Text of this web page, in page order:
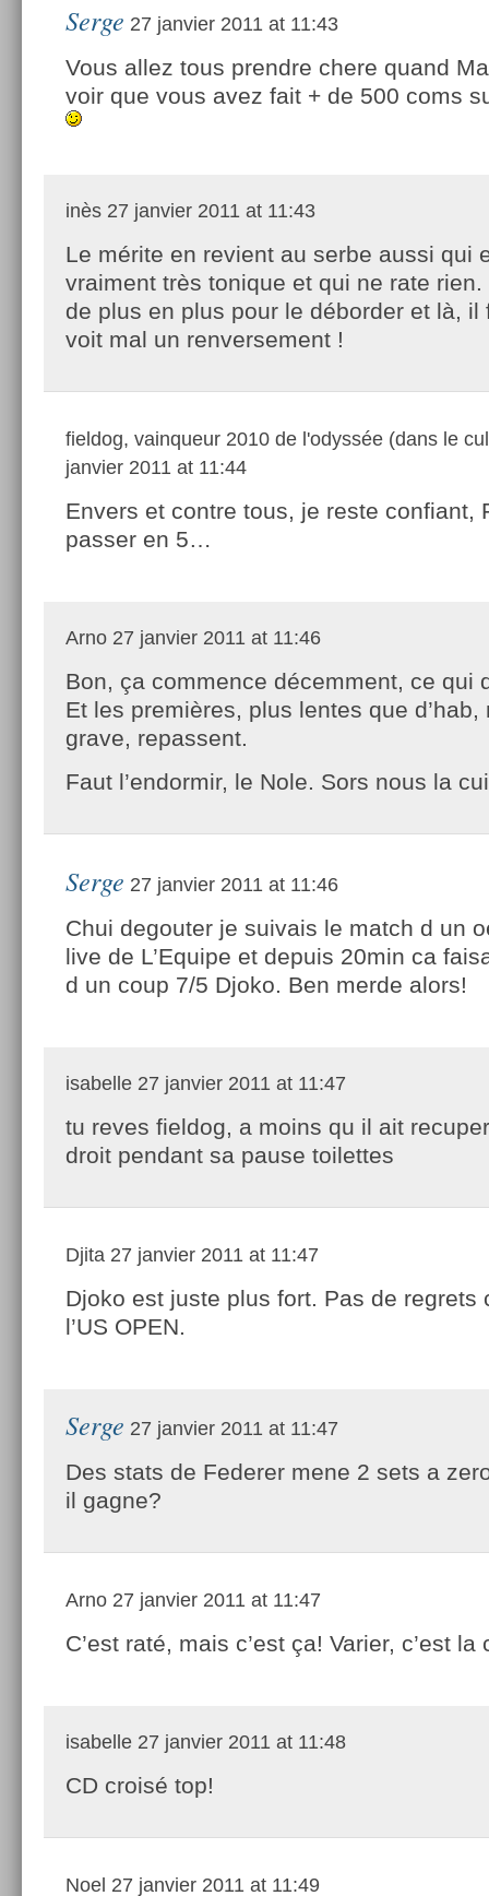
Serge 27 janvier 2011 at 11:43
Vous allez tous prendre chere quand
voir que vous avez fait + de 500 coms
inès 27 janvier 2011 at 11:43
Le mérite en revient au serbe aussi qui
vraiment très tonique et qui ne rate rien.
de plus en plus pour le déborder et là, il
voit mal un renversement !
fieldog, vainqueur 2010 de l'odyssée (dans le
janvier 2011 at 11:44
Envers et contre tous, je reste confiant,
passer en 5…
Arno 27 janvier 2011 at 11:46
Bon, ça commence décemment, ce qui
Et les premières, plus lentes que d’hab,
grave, repassent.
Faut l’endormir, le Nole. Sors nous la
Serge 27 janvier 2011 at 11:46
Chui degouter je suivais le match d un
live de L’Equipe et depuis 20min ca
d un coup 7/5 Djoko. Ben merde alors!
isabelle 27 janvier 2011 at 11:47
tu reves fieldog, a moins qu il ait
droit pendant sa pause toilettes
Djita 27 janvier 2011 at 11:47
Djoko est juste plus fort. Pas de regrets
l’US OPEN.
Serge 27 janvier 2011 at 11:47
Des stats de Federer mene 2 sets a
il gagne?
Arno 27 janvier 2011 at 11:47
C’est raté, mais c’est ça! Varier, c’est la
isabelle 27 janvier 2011 at 11:48
CD croisé top!
Noel 27 janvier 2011 at 11:49